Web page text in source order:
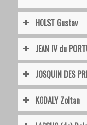
HOLST Gustav
JEAN IV du
JOSQUIN DES
KODALY Zoltan